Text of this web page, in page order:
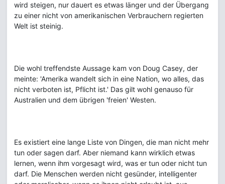
wird steigen, nur dauert es etwas länger und der Übergang
zu einer nicht von amerikanischen Verbrauchern regierten
Welt ist steinig.
Die wohl treffendste Aussage kam von Doug Casey, der
meinte: 'Amerika wandelt sich in eine Nation, wo alles, das
nicht verboten ist, Pflicht ist.' Das gilt wohl genauso für
Australien und dem übrigen 'freien' Westen.
Es existiert eine lange Liste von Dingen, die man nicht mehr
tun oder sagen darf. Aber niemand kann wirklich etwas
lernen, wenn ihm vorgesagt wird, was er tun oder nicht tun
darf. Die Menschen werden nicht gesünder, intelligenter